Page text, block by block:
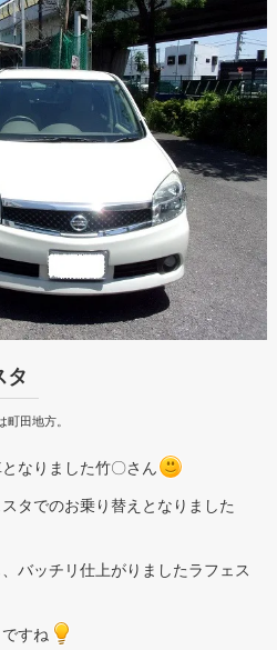
タ
田地方。
なりました竹〇さん
タでのお乗り替えとなりました
バッチリ仕上がりましたラフェス
すね